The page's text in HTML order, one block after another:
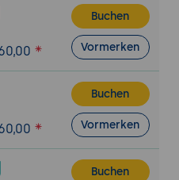
Methoden: Arten von
Box, White Box,
OWASP ZAP.
eines
und Ausnutzen von
einer simulierten
Buchen
Vormerken
Buchen
Vormerken
Buchen